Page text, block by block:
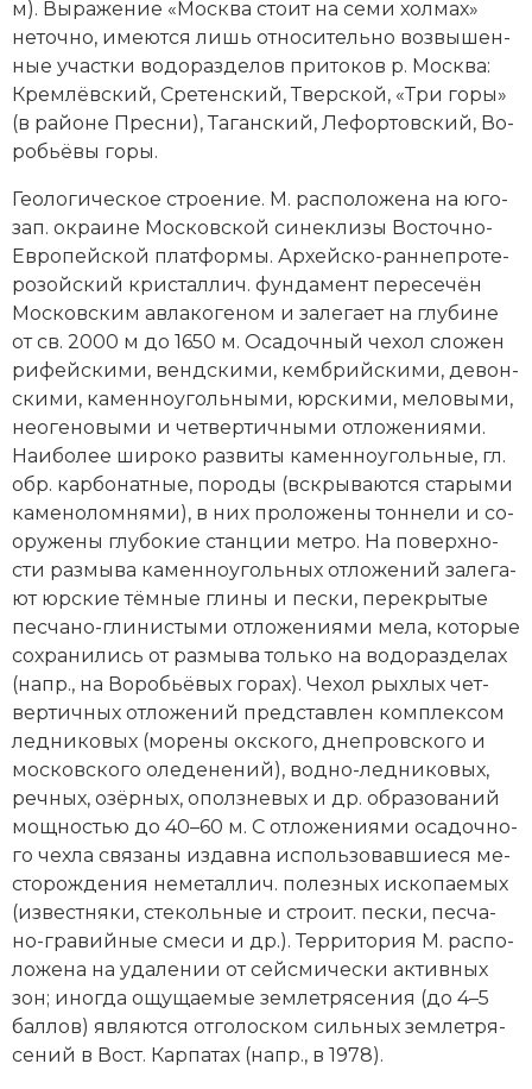
м). Вы­ра­же­ние «Мо­ск­ва сто­ит на се­ми хол­мах»
неточ­но, име­ют­ся лишь от­но­си­тель­но воз­вы­шен­
ные уча­ст­ки во­до­раз­де­лов при­то­ков р. Мо­ск­ва:
Крем­лёв­ский, Сре­тен­ский, Твер­ской, «Три го­ры»
(в рай­оне Пре­сни), Та­ган­ский, Ле­фор­тов­ский, Во­
робь­ё­вы го­ры.
Гео­ло­ги­че­ское строе­ние. М. рас­по­ло­же­на на юго-
зап. ок­раи­не Мо­с­ков­ской си­нек­ли­зы Вос­точ­но-
Ев­ро­пей­ской плат­фор­мы. Ар­хей­ско-ран­не­про­те­
ро­зой­ский кри­стал­лич. фун­да­мент пе­ре­се­чён
Мо­с­ков­ским ав­ла­ко­ге­ном и за­ле­га­ет на глу­би­не
от св. 2000 м до 1650 м. Оса­доч­ный че­хол сло­жен
ри­фей­ски­ми, венд­ски­ми, кем­брий­ски­ми, де­вон­
ски­ми, ка­мен­но­уголь­ны­ми, юр­ски­ми, ме­ло­вы­ми,
неогеновыми и чет­вер­тич­ны­ми от­ло­же­ния­ми.
Наи­бо­лее ши­ро­ко раз­ви­ты ка­мен­но­уголь­ные, гл.
обр. кар­бо­нат­ные, по­ро­ды (вскры­ва­ют­ся ста­ры­ми
ка­ме­но­лом­ня­ми), в них про­ло­же­ны тон­не­ли и со­
ору­же­ны глу­бо­кие стан­ции мет­ро. На по­верх­но­
сти раз­мы­ва ка­мен­но­уголь­ных от­ло­же­ний за­ле­га­
ют юр­ские тём­ные гли­ны и пес­ки, пе­ре­кры­тые
пес­ча­но-гли­ни­сты­ми от­ло­же­ния­ми ме­ла, ко­то­рые
со­хра­ни­лись от раз­мы­ва толь­ко на во­до­раз­де­лах
(напр., на Во­робь­ё­вых го­рах). Че­хол рых­лых чет­
вер­тич­ных от­ло­же­ний пред­став­лен ком­плек­сом
лед­ни­ко­вых (мо­ре­ны ок­ско­го, днеп­ров­ско­го и
мо­с­ков­ско­го оле­де­не­ний), вод­но-лед­ни­ко­вых,
реч­ных, озёр­ных, ополз­не­вых и др. об­ра­зо­ва­ний
мощ­но­стью до 40–60 м. С от­ло­же­ния­ми оса­доч­но­
го чех­ла свя­за­ны из­дав­на ис­поль­зо­вав­шие­ся ме­
сто­ро­ж­де­ния не­ме­тал­лич. по­лез­ных ис­ко­пае­мых
(из­вест­ня­ки, сте­коль­ные и стро­ит. пес­ки, пес­ча­
но-гра­вий­ные сме­си и др.). Тер­ри­то­рия М. рас­по­
ло­же­на на уда­ле­нии от сейс­ми­че­ски ак­тив­ных
зон; ино­гда ощу­щае­мые зем­ле­тря­се­ния (до 4–5
бал­лов) яв­ля­ют­ся от­го­ло­ском силь­ных зем­ле­тря­
се­ний в Вост. Кар­па­тах (напр., в 1978).